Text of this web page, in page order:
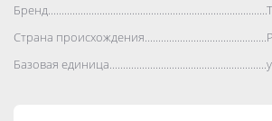
Бренд..................................................................................
Страна
Базовая